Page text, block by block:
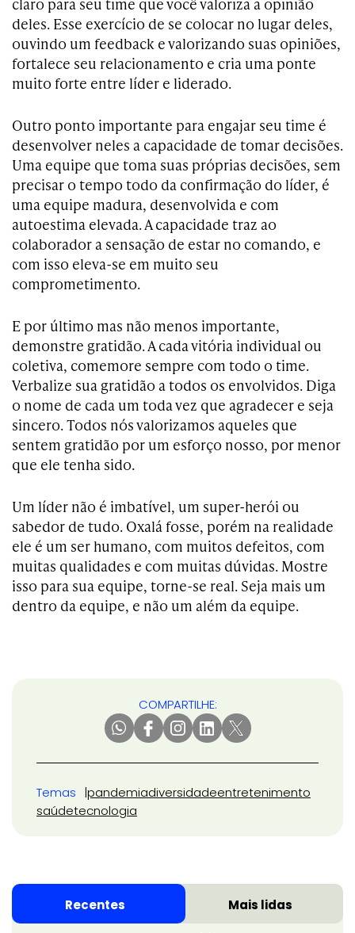
deles. Esse exercício de se colocar no lugar deles,
ouvindo um feedback e valorizando suas opiniões,
fortalece seu relacionamento e cria uma ponte
muito forte entre líder e liderado.
Outro ponto importante para engajar seu time é
desenvolver neles a capacidade de tomar decisões.
Uma equipe que toma suas próprias decisões, sem
precisar o tempo todo da confirmação do líder, é
uma equipe madura, desenvolvida e com
autoestima elevada. A capacidade traz ao
colaborador a sensação de estar no comando, e
com isso eleva-se em muito seu
comprometimento.
E por último mas não menos importante,
demonstre gratidão. A cada vitória individual ou
coletiva, comemore sempre com todo o time.
Verbalize sua gratidão a todos os envolvidos. Diga
o nome de cada um toda vez que agradecer e seja
sincero. Todos nós valorizamos aqueles que
sentem gratidão por um esforço nosso, por menor
que ele tenha sido.
Um líder não é imbatível, um super-herói ou
sabedor de tudo. Oxalá fosse, porém na realidade
ele é um ser humano, com muitos defeitos, com
muitas qualidades e com muitas dúvidas. Mostre
isso para sua equipe, torne-se real. Seja mais um
dentro da equipe, e não um além da equipe.
COMPARTILHE:
Temas pandemiadiversidadeentretenimento
saúdetecnologia
Recentes Mais lidas